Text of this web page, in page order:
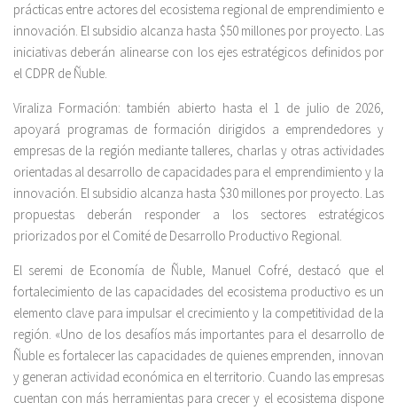
prácticas entre actores del ecosistema regional de emprendimiento e
innovación. El subsidio alcanza hasta $50 millones por proyecto. Las
iniciativas deberán alinearse con los ejes estratégicos definidos por
el CDPR de Ñuble.
Viraliza Formación: también abierto hasta el 1 de julio de 2026,
apoyará programas de formación dirigidos a emprendedores y
empresas de la región mediante talleres, charlas y otras actividades
orientadas al desarrollo de capacidades para el emprendimiento y la
innovación. El subsidio alcanza hasta $30 millones por proyecto. Las
propuestas deberán responder a los sectores estratégicos
priorizados por el Comité de Desarrollo Productivo Regional.
El seremi de Economía de Ñuble, Manuel Cofré, destacó que el
fortalecimiento de las capacidades del ecosistema productivo es un
elemento clave para impulsar el crecimiento y la competitividad de la
región. «Uno de los desafíos más importantes para el desarrollo de
Ñuble es fortalecer las capacidades de quienes emprenden, innovan
y generan actividad económica en el territorio. Cuando las empresas
cuentan con más herramientas para crecer y el ecosistema dispone